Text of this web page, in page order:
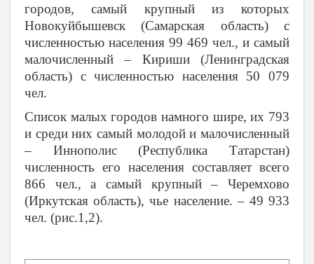
городов, самый крупный из которых
Новокуйбышевск (Самарская область) с
численностью населения 99 469 чел., и самый
малочисленный – Кириши (Ленинградская
область) с численностью населения 50 079
чел.
Список малых городов намного шире, их 793
и среди них самый молодой и малочисленный
– Иннополис (Республика Татарстан)
численность его населения составляет всего
866 чел., а самый крупный – Черемхово
(Иркутская область), чье население. – 49 933
чел. (рис.1,2).